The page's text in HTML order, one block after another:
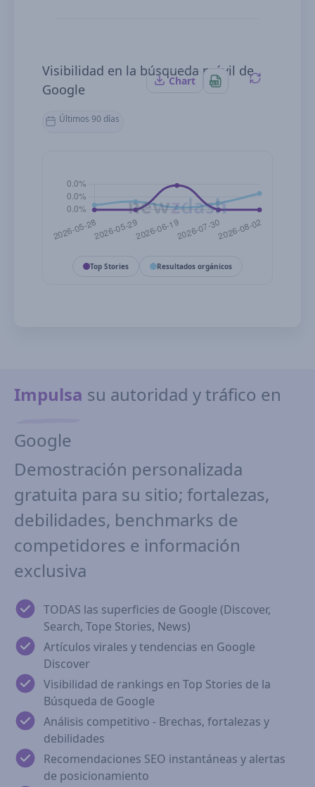
Visibilidad en la búsqueda móvil de
Google
Últimos 90 días
Chart
Top Stories Resultados orgánicos
Impulsa su autoridad y tráfico en
Google
Demostración personalizada
gratuita para su sitio; fortalezas,
debilidades, benchmarks de
competidores e información
exclusiva
TODAS las superficies de Google (Discover,
Search, Tope Stories, News)
Artículos virales y tendencias en Google
Discover
Visibilidad de rankings en Top Stories de la
Búsqueda de Google
Análisis competitivo - Brechas, fortalezas y
debilidades
Recomendaciones SEO instantáneas y alertas
de posicionamiento